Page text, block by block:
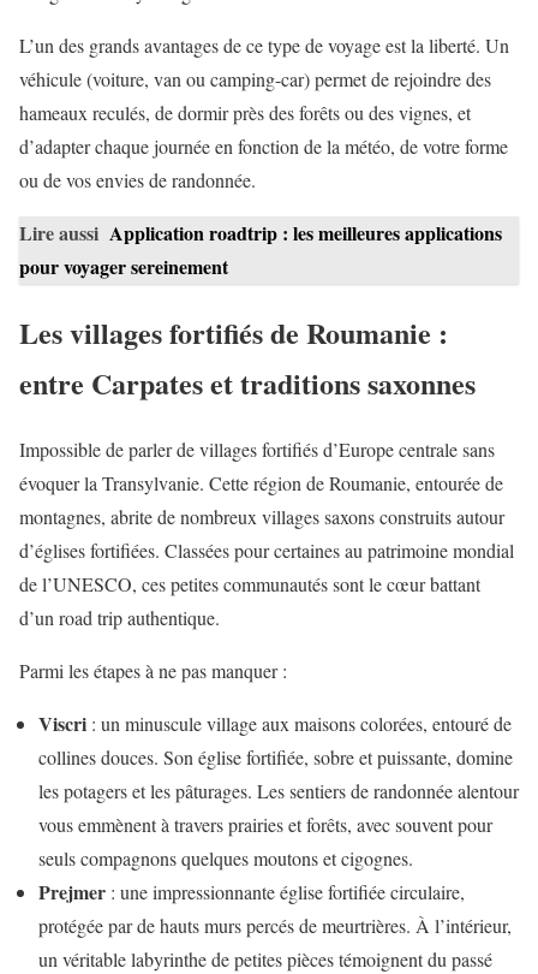
L’un des grands avantages de ce type de voyage est la liberté. Un
véhicule (voiture, van ou camping-car) permet de rejoindre des
hameaux reculés, de dormir près des forêts ou des vignes, et
d’adapter chaque journée en fonction de la météo, de votre forme
ou de vos envies de randonnée.
Lire aussi Application roadtrip : les meilleures applications
pour voyager sereinement
Les villages fortifiés de Roumanie :
entre Carpates et traditions saxonnes
Impossible de parler de villages fortifiés d’Europe centrale sans
évoquer la Transylvanie. Cette région de Roumanie, entourée de
montagnes, abrite de nombreux villages saxons construits autour
d’églises fortifiées. Classées pour certaines au patrimoine mondial
de l’UNESCO, ces petites communautés sont le cœur battant
d’un road trip authentique.
Parmi les étapes à ne pas manquer :
Viscri : un minuscule village aux maisons colorées, entouré de
collines douces. Son église fortifiée, sobre et puissante, domine
les potagers et les pâturages. Les sentiers de randonnée alentour
vous emmènent à travers prairies et forêts, avec souvent pour
seuls compagnons quelques moutons et cigognes.
Prejmer : une impressionnante église fortifiée circulaire,
protégée par de hauts murs percés de meurtrières. À l’intérieur,
un véritable labyrinthe de petites pièces témoignent du passé